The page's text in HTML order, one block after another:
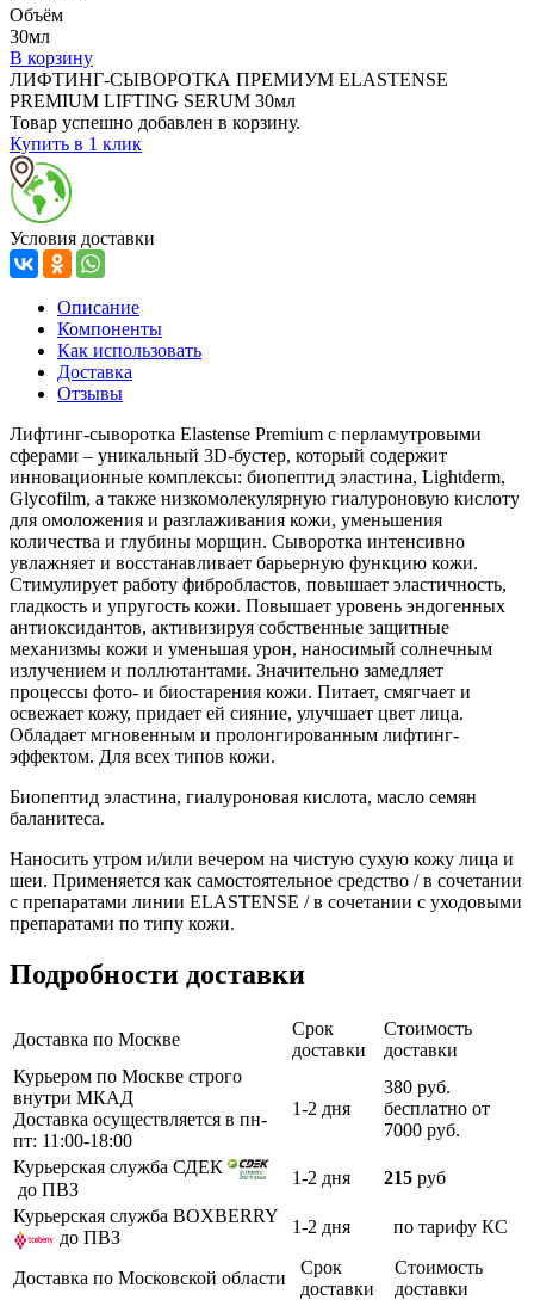
Объём
30мл
В корзину
ЛИФТИНГ-СЫВОРОТКА ПРЕМИУМ ELASTENSE
PREMIUM LIFTING SERUM 30мл
Товар успешно добавлен в корзину.
Купить в 1 клик
Условия доставки
Описание
Компоненты
Как использовать
Доставка
Отзывы
Лифтинг-сыворотка Elastense Premium с перламутровыми
сферами – уникальный 3D-бустер, который содержит
инновационные комплексы: биопептид эластина, Lightderm,
Glycofilm, а также низкомолекулярную гиалуроновую кислоту
для омоложения и разглаживания кожи, уменьшения
количества и глубины морщин. Сыворотка интенсивно
увлажняет и восстанавливает барьерную функцию кожи.
Стимулирует работу фибробластов, повышает эластичность,
гладкость и упругость кожи. Повышает уровень эндогенных
антиоксидантов, активизируя собственные защитные
механизмы кожи и уменьшая урон, наносимый солнечным
излучением и поллютантами. Значительно замедляет
процессы фото- и биостарения кожи. Питает, смягчает и
освежает кожу, придает ей сияние, улучшает цвет лица.
Обладает мгновенным и пролонгированным лифтинг-
эффектом. Для всех типов кожи.
Биопептид эластина, гиалуроновая кислота, масло семян
баланитеса.
Наносить утром и/или вечером на чистую сухую кожу лица и
шеи. Применяется как самостоятельное средство / в сочетании
с препаратами линии ELASTENSE / в сочетании с уходовыми
препаратами по типу кожи.
Подробности доставки
Доставка по Москве
Срок
доставки
Стоимость
доставки
Курьером по Москве строго
внутри МКАД
Доставка осуществляется в пн-
пт: 11:00-18:00
1-2 дня
380 руб.
бесплатно от
7000 руб.
Курьерская служба СДЕК
до ПВЗ
1-2 дня 215 руб
Курьерская служба BOXBERRY
до ПВЗ
1-2 дня по тарифу КС
Доставка по Московской области
Срок
доставки
Стоимость
доставки